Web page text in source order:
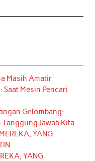
Masih Amatir
Saat Mesin Pencari
Gelombang:
Jawab Kita
YANG
YANG